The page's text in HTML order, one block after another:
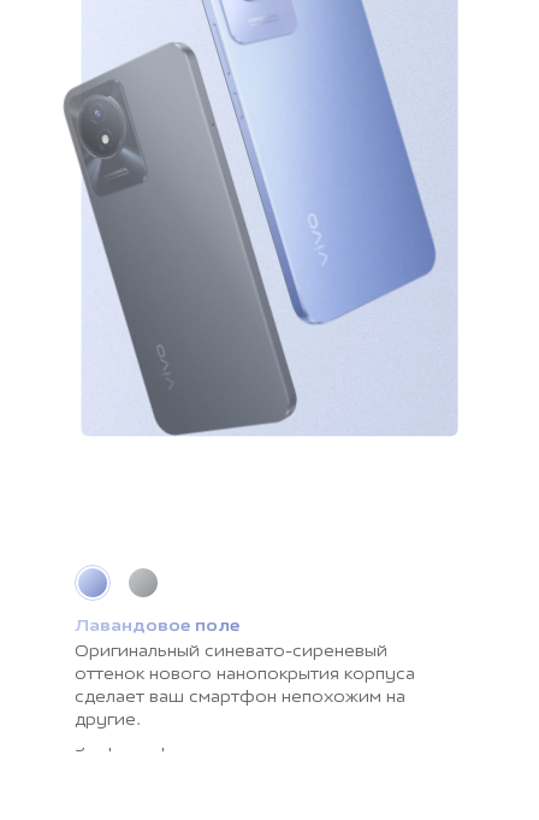
Лавандовое поле
Оригинальный синевато-сиреневый
оттенок нового нанопокрытия корпуса
сделает ваш смартфон непохожим на
другие.
Серый космос
Гладкая поверхность корпуса меняет
оттенок при смене освещения и
устойчива к отпечаткам пальцев. Этот
цвет олицетворяет спокойствие и
умиротворенность.